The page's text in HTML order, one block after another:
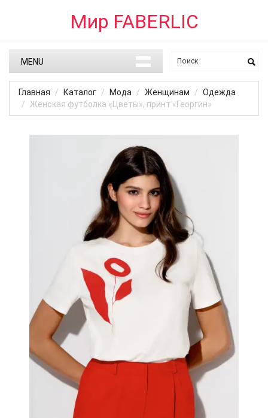
Мир FABERLIC
MENU
Главная Каталог Мода Женщинам
Одежда
Женская футболка «Цветы», принт «Георгин»